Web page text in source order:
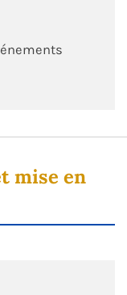
mise en